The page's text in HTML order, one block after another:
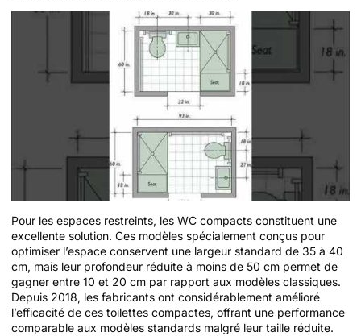
Pour les espaces restreints, les WC compacts constituent une
excellente solution. Ces modèles spécialement conçus pour
optimiser l’espace conservent une largeur standard de 35 à 40
cm, mais leur profondeur réduite à moins de 50 cm permet de
gagner entre 10 et 20 cm par rapport aux modèles classiques.
Depuis 2018, les fabricants ont considérablement amélioré
l’efficacité de ces toilettes compactes, offrant une performance
comparable aux modèles standards malgré leur taille réduite.